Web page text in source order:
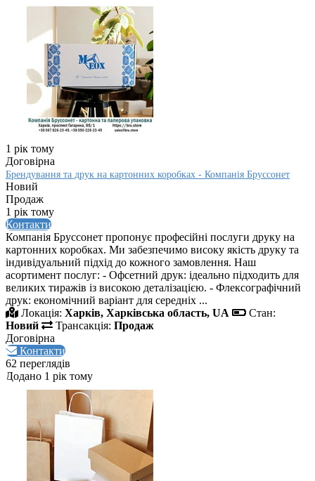
1 рік тому
Договірна
Брендування та друк на картонних коробках - Компанія Бруссонет
Новий
Продаж
1 рік тому
Контакти
Компанія Бруссонет пропонує професійні послуги друку на
картонних коробках. Ми забезпечимо високу якість друку та
індивідуальний підхід до кожного замовлення. Наш
асортимент послуг: - Офсетний друк: ідеально підходить для
великих тиражів із високою деталізацією. - Флексографічний
друк: економічний варіант для середніх ...
Локація: Харків, Харківська область, UA
Стан:
Новий
Трансакція: Продаж
Договірна
Контакти
62 переглядів
Додано 1 рік тому